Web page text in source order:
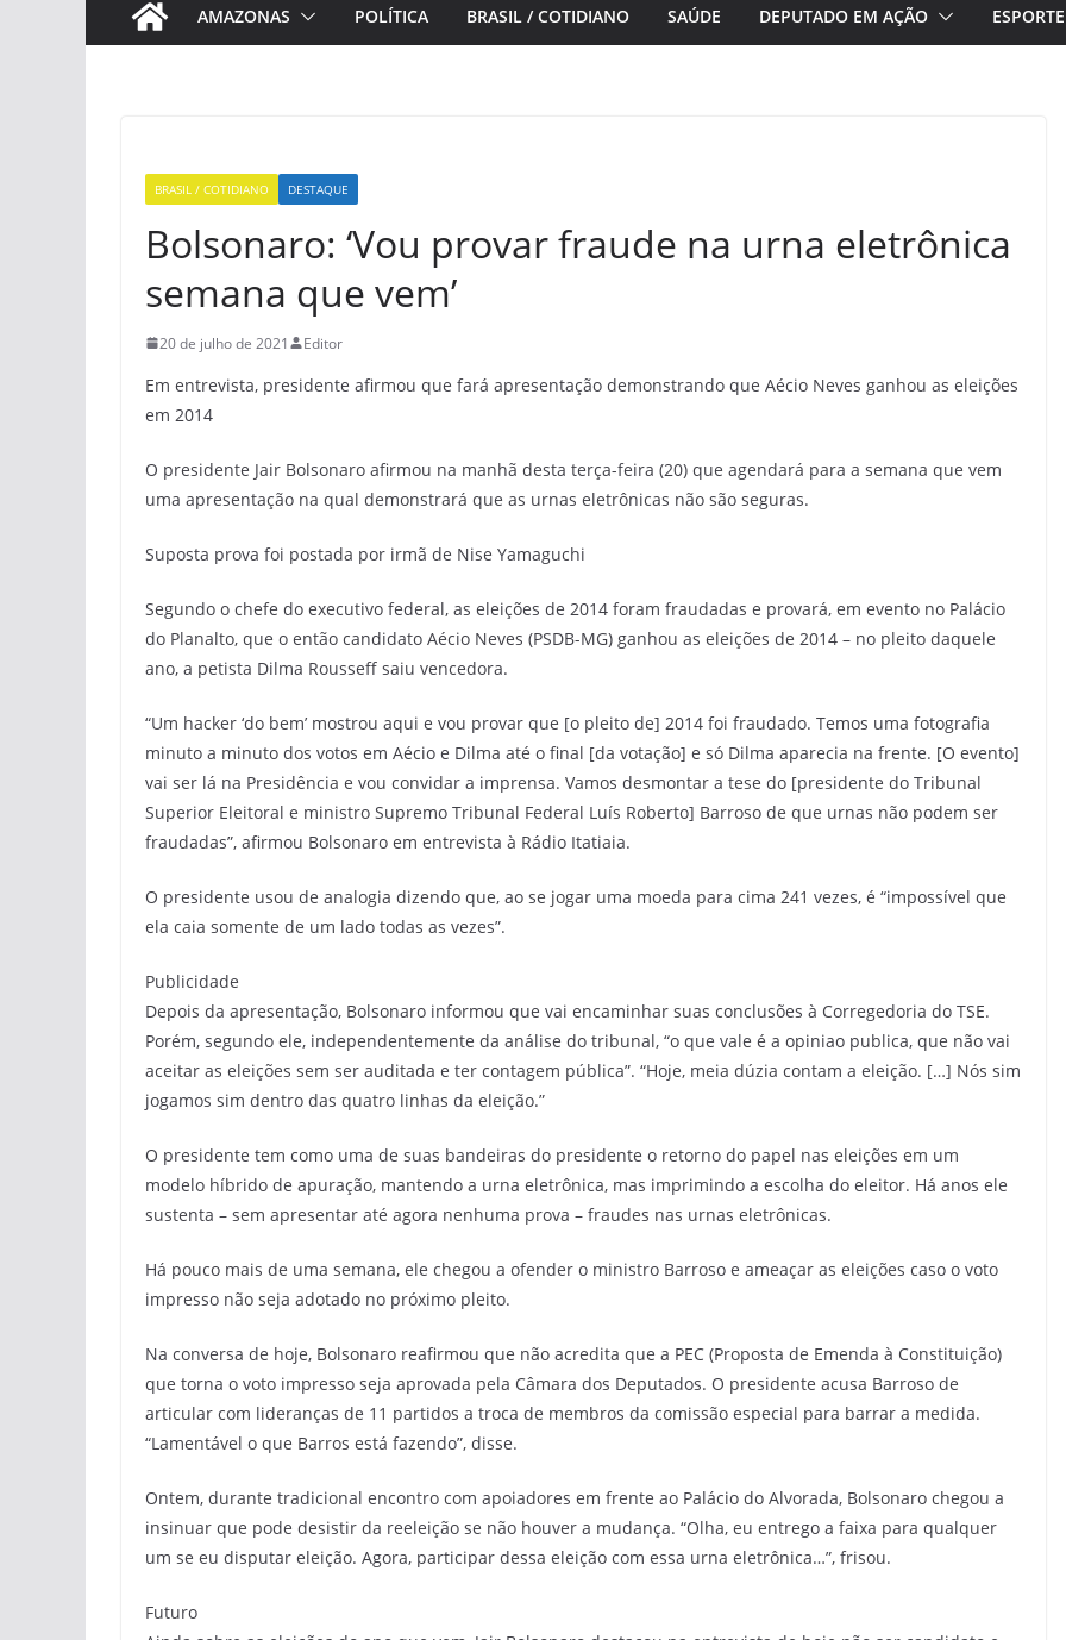
AMAZONAS POLÍTICA BRASIL / COTIDIANO SAÚDE DEPUTADO EM AÇÃO ESPORTE
BRASIL / COTIDIANO DESTAQUE
Bolsonaro: ‘Vou provar fraude na urna eletrônica
semana que vem’
20 de julho de 2021 Editor
Em entrevista, presidente afirmou que fará apresentação demonstrando que Aécio Neves ganhou as eleições
em 2014
O presidente Jair Bolsonaro afirmou na manhã desta terça-feira (20) que agendará para a semana que vem
uma apresentação na qual demonstrará que as urnas eletrônicas não são seguras.
Suposta prova foi postada por irmã de Nise Yamaguchi
Segundo o chefe do executivo federal, as eleições de 2014 foram fraudadas e provará, em evento no Palácio
do Planalto, que o então candidato Aécio Neves (PSDB-MG) ganhou as eleições de 2014 – no pleito daquele
ano, a petista Dilma Rousseff saiu vencedora.
“Um hacker ‘do bem’ mostrou aqui e vou provar que [o pleito de] 2014 foi fraudado. Temos uma fotografia
minuto a minuto dos votos em Aécio e Dilma até o final [da votação] e só Dilma aparecia na frente. [O evento]
vai ser lá na Presidência e vou convidar a imprensa. Vamos desmontar a tese do [presidente do Tribunal
Superior Eleitoral e ministro Supremo Tribunal Federal Luís Roberto] Barroso de que urnas não podem ser
fraudadas”, afirmou Bolsonaro em entrevista à Rádio Itatiaia.
O presidente usou de analogia dizendo que, ao se jogar uma moeda para cima 241 vezes, é “impossível que
ela caia somente de um lado todas as vezes”.
Publicidade
Depois da apresentação, Bolsonaro informou que vai encaminhar suas conclusões à Corregedoria do TSE.
Porém, segundo ele, independentemente da análise do tribunal, “o que vale é a opiniao publica, que não vai
aceitar as eleições sem ser auditada e ter contagem pública”. “Hoje, meia dúzia contam a eleição. […] Nós sim
jogamos sim dentro das quatro linhas da eleição.”
O presidente tem como uma de suas bandeiras do presidente o retorno do papel nas eleições em um
modelo híbrido de apuração, mantendo a urna eletrônica, mas imprimindo a escolha do eleitor. Há anos ele
sustenta – sem apresentar até agora nenhuma prova – fraudes nas urnas eletrônicas.
Há pouco mais de uma semana, ele chegou a ofender o ministro Barroso e ameaçar as eleições caso o voto
impresso não seja adotado no próximo pleito.
Na conversa de hoje, Bolsonaro reafirmou que não acredita que a PEC (Proposta de Emenda à Constituição)
que torna o voto impresso seja aprovada pela Câmara dos Deputados. O presidente acusa Barroso de
articular com lideranças de 11 partidos a troca de membros da comissão especial para barrar a medida.
“Lamentável o que Barros está fazendo”, disse.
Ontem, durante tradicional encontro com apoiadores em frente ao Palácio do Alvorada, Bolsonaro chegou a
insinuar que pode desistir da reeleição se não houver a mudança. “Olha, eu entrego a faixa para qualquer
um se eu disputar eleição. Agora, participar dessa eleição com essa urna eletrônica…”, frisou.
Futuro